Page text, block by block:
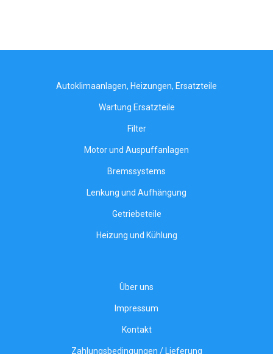
Autoklimaanlagen, Heizungen, Ersatzteile
Wartung Ersatzteile
Filter
Motor und Auspuffanlagen
Bremssystems
Lenkung und Aufhängung
Getriebeteile
Heizung und Kühlung
Über uns
Impressum
Kontakt
Zahlungsbedingungen / Lieferung